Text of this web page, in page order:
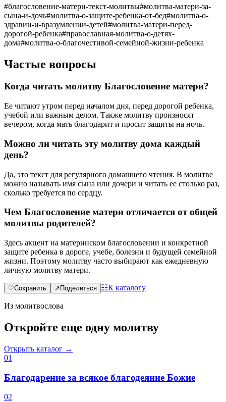
#благословение-матери-текст-молитвы#молитва-матери-за-
сына-и-дочь#молитва-о-защите-ребенка-от-бед#молитва-о-
здравии-и-вразумлении-детей#молитва-матери-перед-
дорогой-ребенка#православная-молитва-о-детях-
дома#молитва-о-благочестивой-семейной-жизни-ребенка
Частые вопросы
Когда читать молитву Благословение матери?
Ее читают утром перед началом дня, перед дорогой ребенка,
учебой или важным делом. Также молитву произносят
вечером, когда мать благодарит и просит защиты на ночь.
Можно ли читать эту молитву дома каждый
день?
Да, это текст для регулярного домашнего чтения. В молитве
можно называть имя сына или дочери и читать ее столько раз,
сколько требуется по сердцу.
Чем Благословение матери отличается от общей
молитвы родителей?
Здесь акцент на материнском благословении и конкретной
защите ребенка в дороге, учебе, болезни и будущей семейной
жизни. Поэтому молитву часто выбирают как ежедневную
личную молитву матери.
♡Сохранить ↗ Поделиться ☷К каталогу
Из молитвослова
Откройте еще одну молитву
Открыть каталог →
01
Благодарение за всякое благодеяние Божие
02